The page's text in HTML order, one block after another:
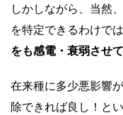
しかしながら、当然
を特定できるわけで
をも感電・衰弱させ
在来種に多少悪影響
除できれば良し！と